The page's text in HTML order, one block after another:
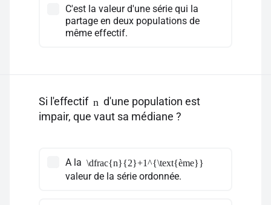
C'est la valeur d'une série qui la
partage en deux populations de
même effectif.
Si l'effectif n d'une population est
impair, que vaut sa médiane ?
A la \dfrac{n}{2}+1^{\text{ème}}
valeur de la série ordonnée.